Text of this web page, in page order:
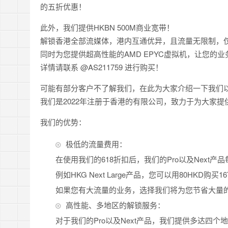
的五折优惠！
此外，我们提供HKBN 500M商业宽带！
解锁香港全部流媒体，港内互通优异，且流量无限制，
同时为您提供超高性能的AMD EPYC虚拟机，让您的业
详情请联系 @AS211759 进行购买！
可能有部分客户不了解我们，在此为大家介绍一下我们
我们是2022年注册于香港的有限公司，致力于为大家
我们的优势：
极低的流量费用：
在使用我们的618折扣后，我们的Pro以及Next产
例如HKG Next Large产品，您可以用80HKD购买
如果您有大流量的业务，选择我们将为您节省大量
高性能、多地区的解锁服务：
对于我们的Pro以及Next产品，我们提供多达四个